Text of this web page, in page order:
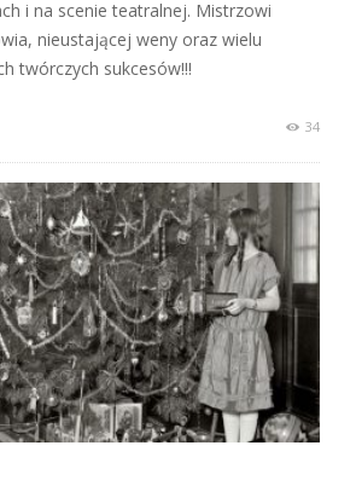
i na scenie teatralnej. Mistrzowi
nieustającej weny oraz wielu
twórczych sukcesów!!!
34